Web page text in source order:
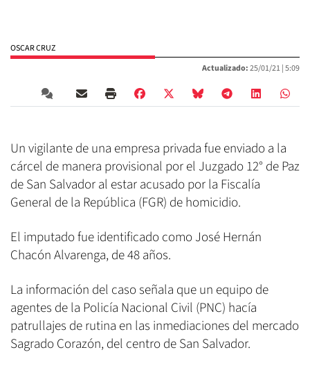
OSCAR CRUZ
Actualizado:25/01/21 |5:09
Un vigilante de una empresa privada fue enviado a la
cárcel de manera provisional por el Juzgado 12° de Paz
de San Salvador al estar acusado por la Fiscalía
General de la República (FGR) de homicidio.
El imputado fue identificado como José Hernán
Chacón Alvarenga, de 48 años.
La información del caso señala que un equipo de
agentes de la Policía Nacional Civil (PNC) hacía
patrullajes de rutina en las inmediaciones del mercado
Sagrado Corazón, del centro de San Salvador.